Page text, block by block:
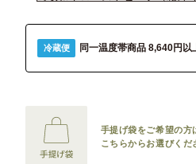
冷蔵便 同一温度帯商品 8,640円以
手提げ袋をご希望の方
こちらからお選びくだ